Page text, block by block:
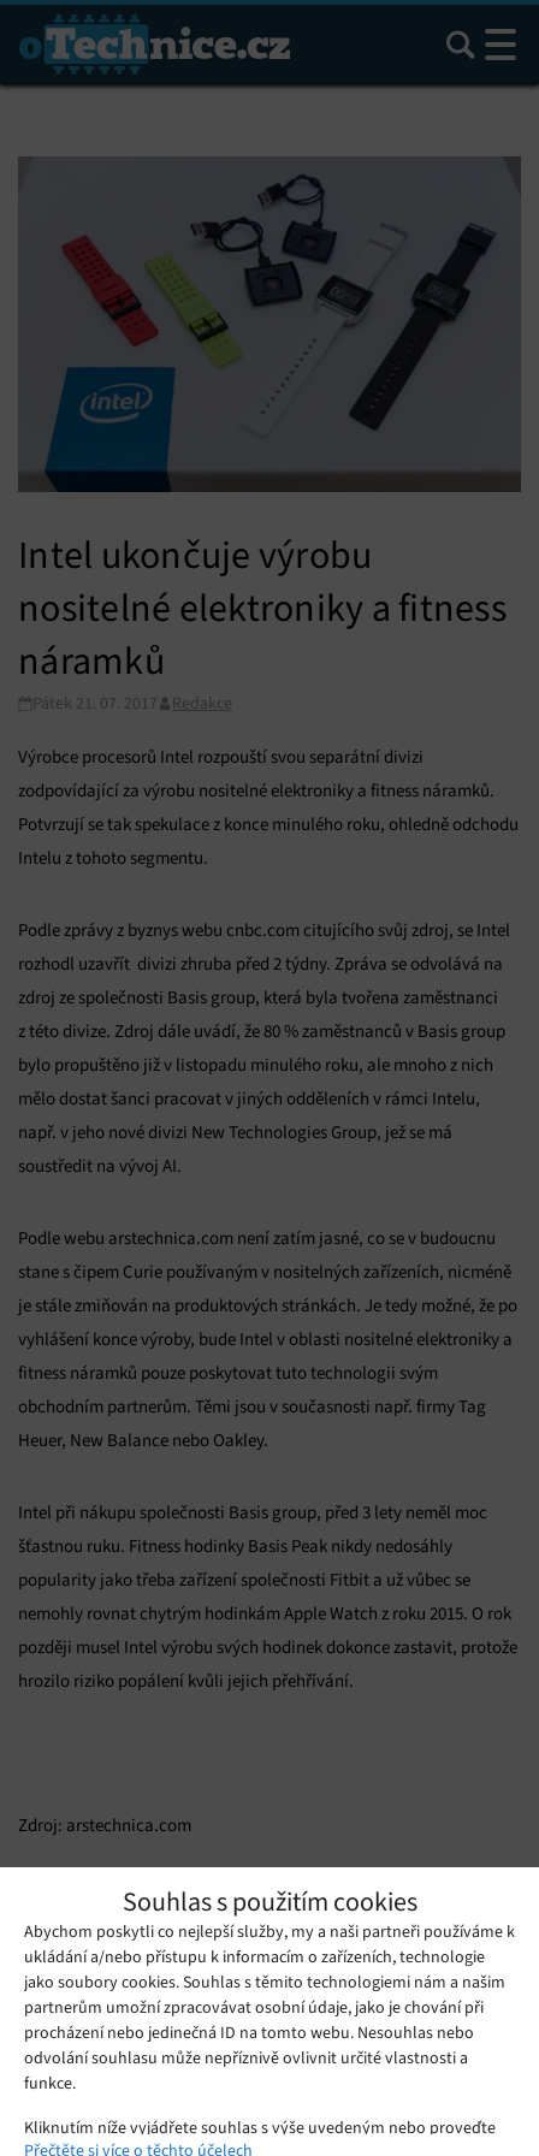
Souhlas s použitím cookies
Abychom poskytli co nejlepší služby, my a naši partneři používáme k
ukládání a/nebo přístupu k informacím o zařízeních, technologie
jako soubory cookies. Souhlas s těmito technologiemi nám a našim
partnerům umožní zpracovávat osobní údaje, jako je chování při
procházení nebo jedinečná ID na tomto webu. Nesouhlas nebo
odvolání souhlasu může nepříznivě ovlivnit určité vlastnosti a
funkce.
Kliknutím níže vyjádřete souhlas s výše uvedeným nebo proveďte
Přečtěte si více o těchto účelech
Hledat
Intel ukončuje výrobu
nositelné elektroniky a fitness
náramků
Pátek 21. 07. 2017 Redakce
Výrobce procesorů Intel rozpouští svou separátní divizi
zodpovídající za výrobu nositelné elektroniky a fitness náramků.
Potvrzují se tak spekulace z konce minulého roku, ohledně odchodu
Intelu z tohoto segmentu.
Podle zprávy z byznys webu cnbc.com citujícího svůj zdroj, se Intel
rozhodl uzavřít divizi zhruba před 2 týdny. Zpráva se odvolává na
zdroj ze společnosti Basis group, která byla tvořena zaměstnanci
z této divize. Zdroj dále uvádí, že 80 % zaměstnanců v Basis group
bylo propuštěno již v listopadu minulého roku, ale mnoho z nich
mělo dostat šanci pracovat v jiných odděleních v rámci Intelu,
např. v jeho nové divizi New Technologies Group, jež se má
soustředit na vývoj AI.
Podle webu arstechnica.com není zatím jasné, co se v budoucnu
stane s čipem Curie používaným v nositelných zařízeních, nicméně
je stále zmiňován na produktových stránkách. Je tedy možné, že po
vyhlášení konce výroby, bude Intel v oblasti nositelné elektroniky a
fitness náramků pouze poskytovat tuto technologii svým
obchodním partnerům. Těmi jsou v současnosti např. firmy Tag
Heuer, New Balance nebo Oakley.
Intel při nákupu společnosti Basis group, před 3 lety neměl moc
šťastnou ruku. Fitness hodinky Basis Peak nikdy nedosáhly
popularity jako třeba zařízení společnosti Fitbit a už vůbec se
nemohly rovnat chytrým hodinkám Apple Watch z roku 2015. O rok
později musel Intel výrobu svých hodinek dokonce zastavit, protože
hrozilo riziko popálení kvůli jejich přehřívání.
Zdroj: arstechnica.com
Mohlo by se vám líbit